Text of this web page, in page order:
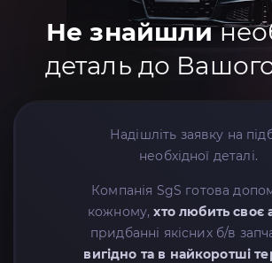
Не знайшли
деталь до
Надішліть заявку на
необхідної деталі.
Компанія SgS готова
кожному,хто любить своє
придбанні якісних б/в
вигідно та в найкоротші